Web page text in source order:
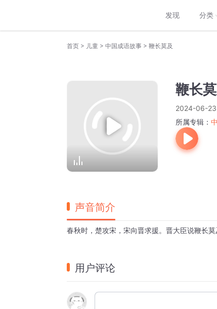
发现 分类
首页 > 儿童 > 中国成语故事 > 鞭长莫及
鞭长
2024-06-
所属专辑：
声音简介
春秋时，楚攻宋，宋向晋求援。晋大臣说鞭长莫
用户评论